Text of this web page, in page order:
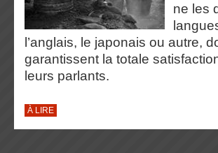
ne les
l’anglais, le japonais ou autre,
garantissent la totale
leurs parlants.
À LIRE